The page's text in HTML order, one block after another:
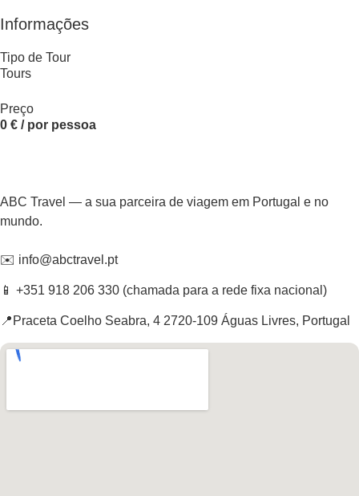
Informações
Tipo de Tour
Tours
Preço
0 € / por pessoa
ABC Travel — a sua parceira de viagem em Portugal e no
mundo.
✉️ info@abctravel.pt
📱 +351 918 206 330 (chamada para a rede fixa nacional)
📍Praceta Coelho Seabra, 4 2720-109 Águas Livres, Portugal